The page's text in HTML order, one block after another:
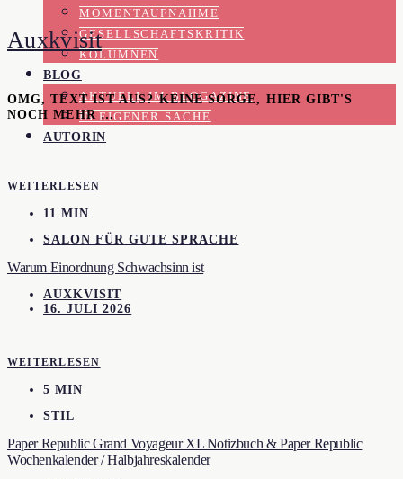
MOMENTAUFNAHME
GESELLSCHAFTSKRITIK
KOLUMNEN
BLOG
AKTUELL IM BLOGAZINE
IN EIGENER SACHE
AUTORIN
Auxkvisit
OMG, TEXT IST AUS? KEINE SORGE, HIER GIBT'S
NOCH MEHR …
WEITERLESEN
11 MIN
SALON FÜR GUTE SPRACHE
Warum Einordnung Schwachsinn ist
AUXKVISIT
16. JULI 2026
WEITERLESEN
5 MIN
STIL
Paper Republic Grand Voyageur XL Notizbuch & Paper Republic
Wochenkalender / Halbjahreskalender